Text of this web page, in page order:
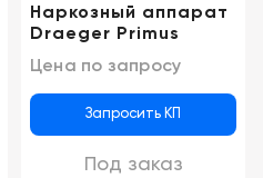
Наркозный аппарат
Draeger Primus
Цена по запросу
Запросить КП
Под заказ